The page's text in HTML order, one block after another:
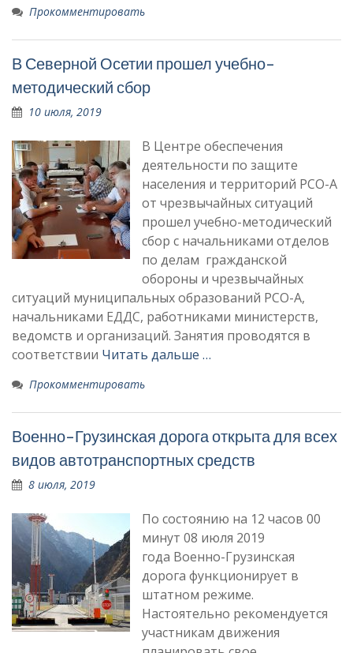
Прокомментировать
В Северной Осетии прошел учебно-
методический сбор
10 июля, 2019
В Центре обеспечения
деятельности по защите
населения и территорий РСО-А
от чрезвычайных ситуаций
прошел учебно-методический
сбор с начальниками отделов
по делам гражданской
обороны и чрезвычайных
ситуаций муниципальных образований РСО-А,
начальниками ЕДДС, работниками министерств,
ведомств и организаций. Занятия проводятся в
соответствии Читать дальше …
Прокомментировать
Военно-Грузинская дорога открыта для всех
видов автотранспортных средств
8 июля, 2019
По состоянию на 12 часов 00
минут 08 июля 2019
года Военно-Грузинская
дорога функционирует в
штатном режиме.
Настоятельно рекомендуется
участникам движения